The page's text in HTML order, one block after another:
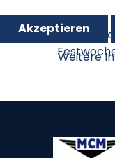
Akzeptieren
Weitere